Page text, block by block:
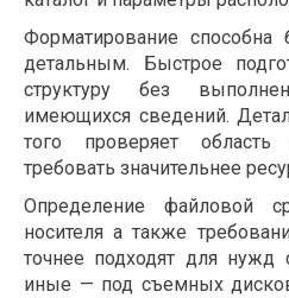
Форматирование
детальным. Быстрое
структуру без
имеющихся сведений.
того проверяет
требовать значительнее
Определение файловой
носителя а также
точнее подходят для нужд
иные — под съемных